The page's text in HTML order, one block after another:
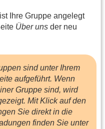
ist Ihre Gruppe angelegt
Über uns der neu
sind unter Ihrem
aufgeführt. Wenn
Gruppe sind, wird
Mit Klick auf den
Sie direkt in die
finden Sie unter